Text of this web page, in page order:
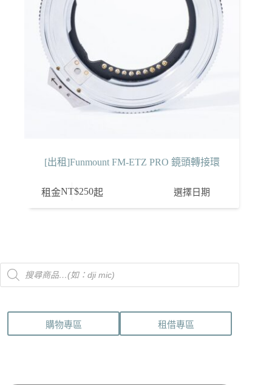
[出租]Funmount FM-ETZ PRO 鏡頭轉接環
租金NT$250起 選擇日期
Products
search
購物專區 租借專區